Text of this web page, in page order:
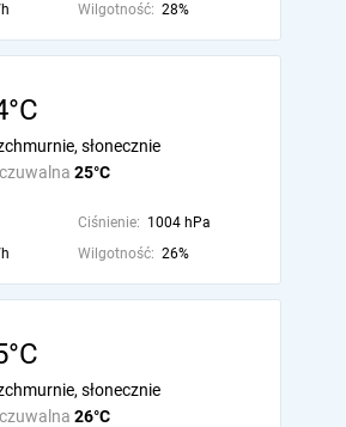
Wilgotność: 28%
25°C
słonecznie
Ciśnienie: 1004 hPa
Wilgotność: 26%
26°C
słonecznie